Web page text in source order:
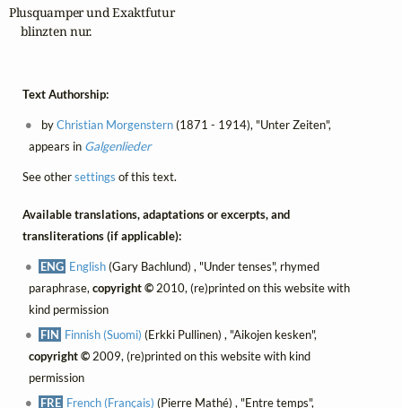
Plusquamper und Exaktfutur
    blinzten nur.
Text Authorship:
byChristian Morgenstern(1871 - 1914), "Unter Zeiten",
appears in Galgenlieder
See othersettings of this text.
Available translations, adaptations or excerpts, and
transliterations (if applicable):
ENG English(Gary Bachlund) , "Under tenses", rhymed
paraphrase, copyright ©2010, (re)printed on this website with
kind permission
FIN Finnish (Suomi) (Erkki Pullinen) , "Aikojen kesken",
copyright ©2009, (re)printed on this website with kind
permission
FRE French (Français) (Pierre Mathé) , "Entre temps",